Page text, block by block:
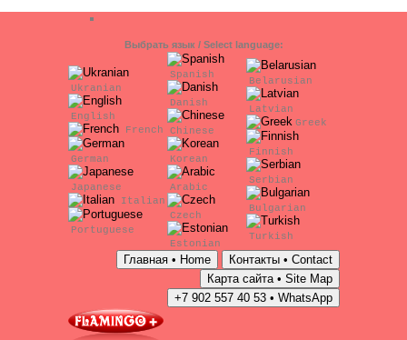
Выбрать язык / Select language:
Ukranian
English
French
German
Japanese
Italian
Portuguese
Spanish
Danish
Chinese
Korean
Arabic
Czech
Estonian
Belarusian
Latvian
Greek
Finnish
Serbian
Bulgarian
Turkish